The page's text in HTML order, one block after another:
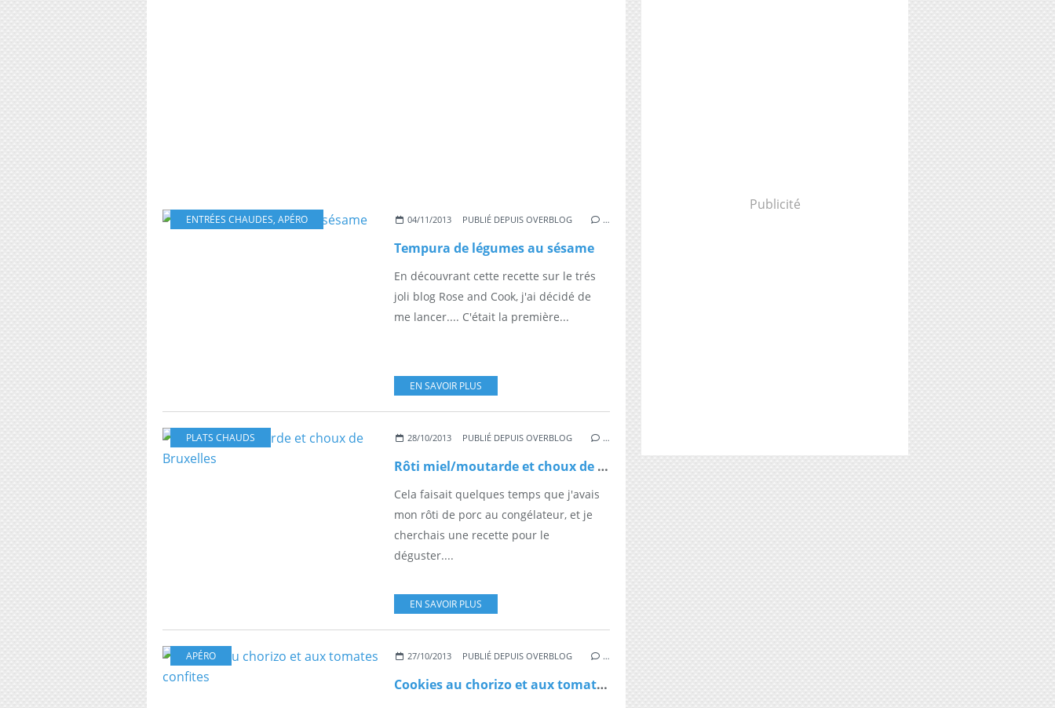
ENTRÉES CHAUDES, APÉRO 04/11/2013 PUBLIÉ DEPUIS OVERBLOG …
Tempura de légumes au sésame
En découvrant cette recette sur le trés
joli blog Rose and Cook, j'ai décidé de
me lancer.... C'était la première...
EN SAVOIR PLUS
PLATS CHAUDS 28/10/2013 PUBLIÉ DEPUIS OVERBLOG …
Rôti miel/moutarde et choux de Bruxelles
Cela faisait quelques temps que j'avais
mon rôti de porc au congélateur, et je
cherchais une recette pour le
déguster....
EN SAVOIR PLUS
APÉRO 27/10/2013 PUBLIÉ DEPUIS OVERBLOG …
Cookies au chorizo et aux tomates confites
Publicité